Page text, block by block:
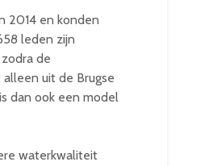
2014 en konden
leden zijn
de
uit de Brugse
dan ook een model
waterkwaliteit